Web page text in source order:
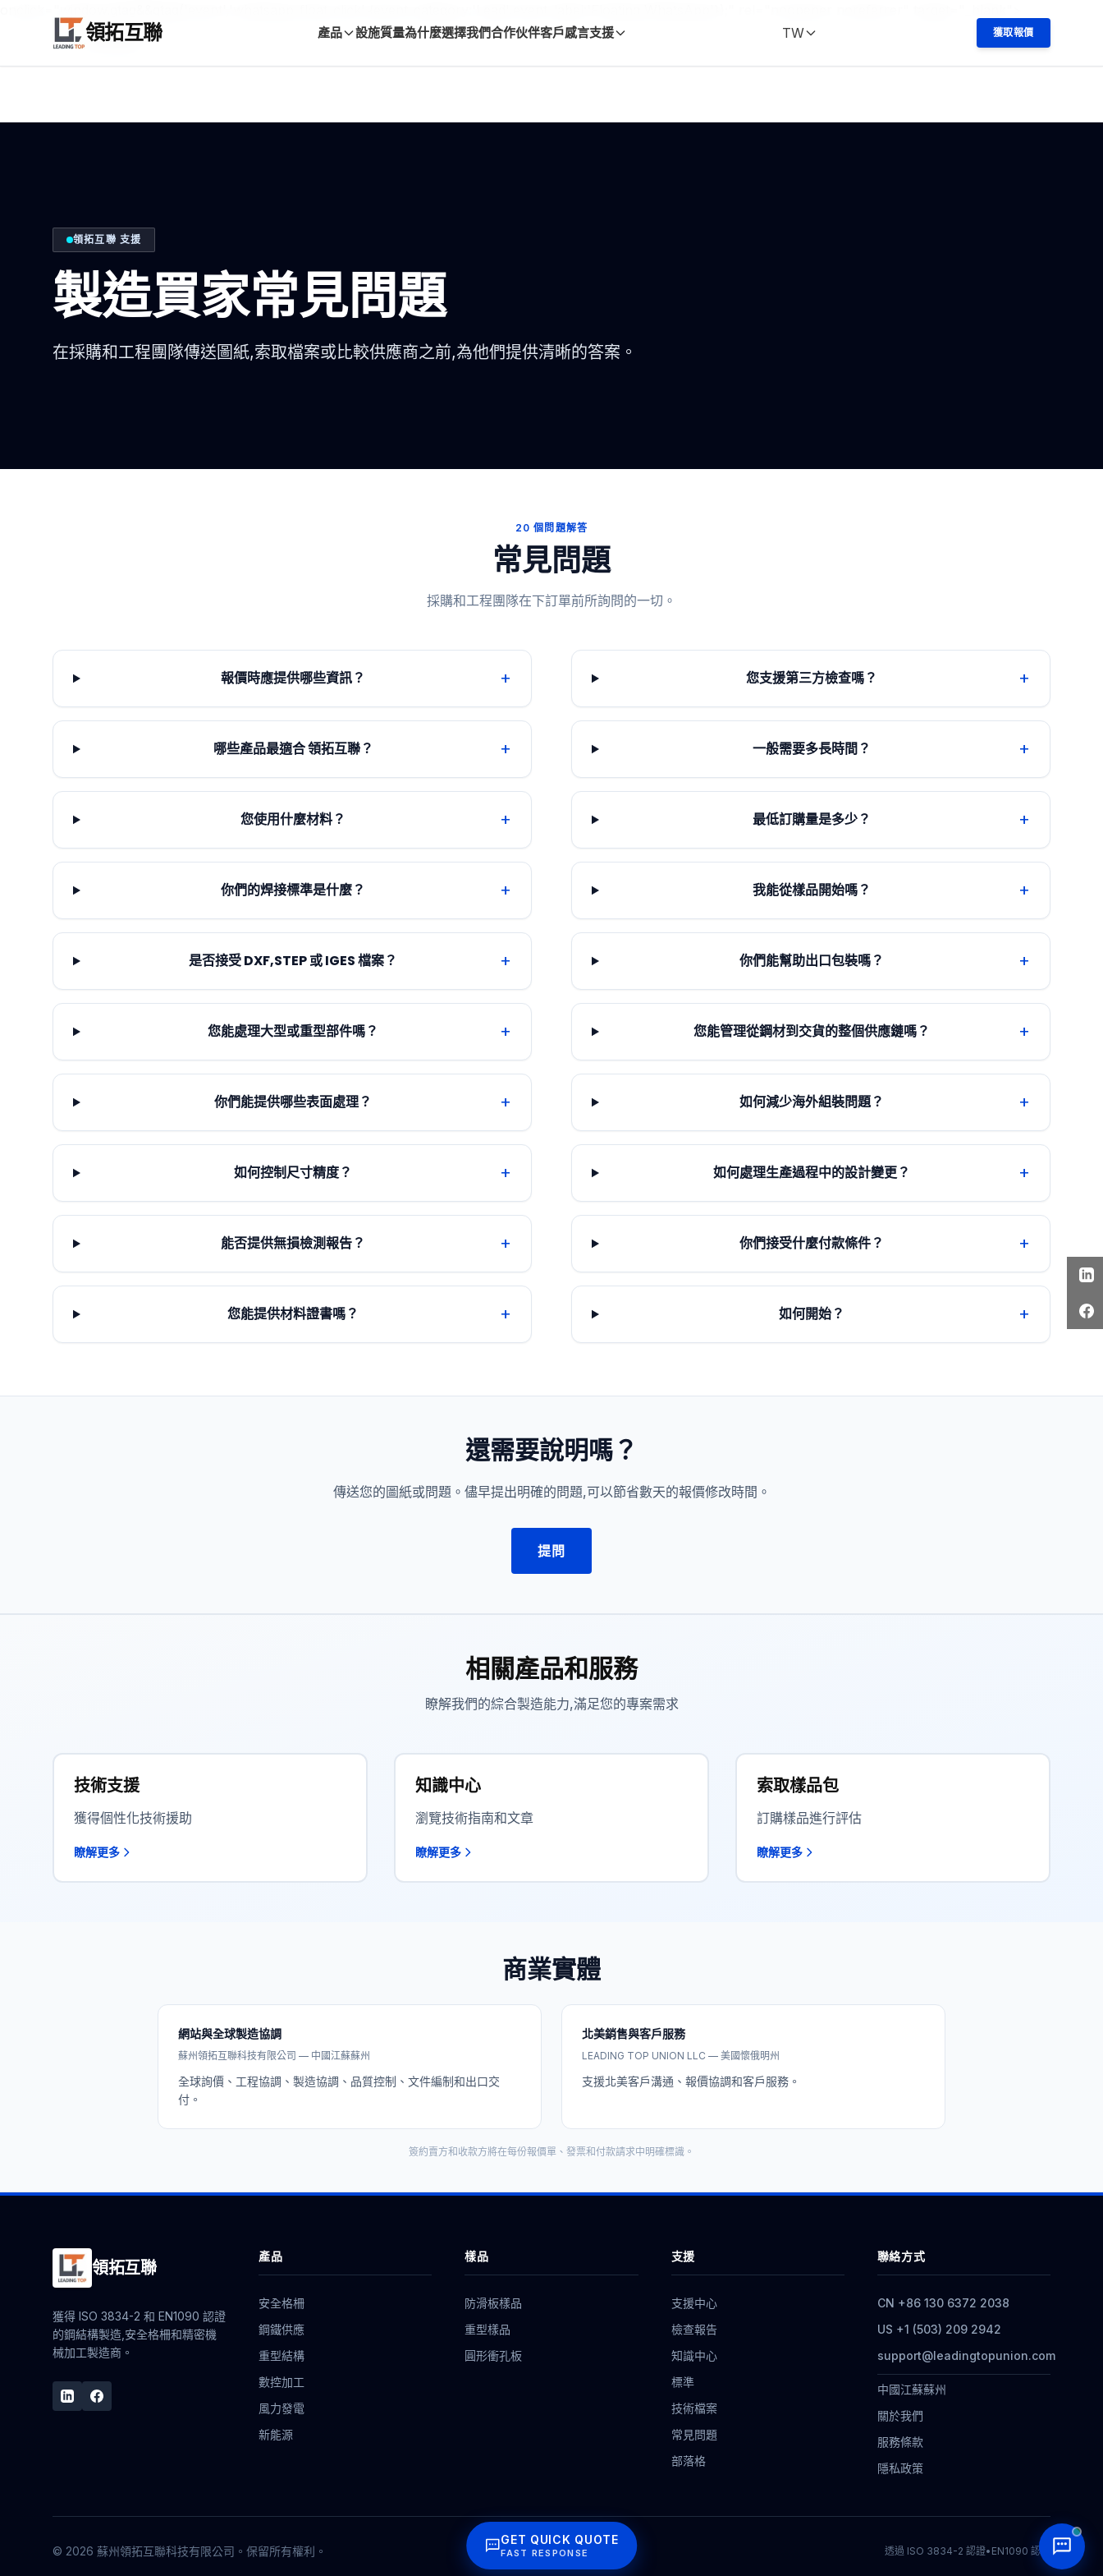
領拓互聯 產品 設施質量為什麼選擇我們合作伙伴客戶感言支援 TW 獲取報價
首頁 常見問題
領拓互聯 支援
製造買家常見問題
在採購和工程團隊傳送圖紙,索取檔案或比較供應商之前,為他們提供清晰的答案。
20 個問題解答
常見問題
採購和工程團隊在下訂單前所詢問的一切。
報價時應提供哪些資訊？ +
哪些產品最適合 領拓互聯？ +
您使用什麼材料？ +
你們的焊接標準是什麼？ +
是否接受 DXF,STEP 或 IGES 檔案？ +
您能處理大型或重型部件嗎？ +
你們能提供哪些表面處理？ +
如何控制尺寸精度？ +
能否提供無損檢測報告？ +
您能提供材料證書嗎？ +
您支援第三方檢查嗎？ +
一般需要多長時間？ +
最低訂購量是多少？ +
我能從樣品開始嗎？ +
你們能幫助出口包裝嗎？ +
您能管理從鋼材到交貨的整個供應鏈嗎？ +
如何減少海外組裝問題？ +
如何處理生產過程中的設計變更？ +
你們接受什麼付款條件？ +
如何開始？ +
還需要說明嗎？
傳送您的圖紙或問題。儘早提出明確的問題,可以節省數天的報價修改時間。
提問
相關產品和服務
瞭解我們的綜合製造能力,滿足您的專案需求
技術支援
獲得個性化技術援助
瞭解更多
知識中心
瀏覽技術指南和文章
瞭解更多
索取樣品包
訂購樣品進行評估
瞭解更多
商業實體
網站與全球製造協調
蘇州領拓互聯科技有限公司 — 中國江蘇蘇州
全球詢價、工程協調、製造協調、品質控制、文件編制和出口交
付。
北美銷售與客戶服務
LEADING TOP UNION LLC — 美國懷俄明州
支援北美客戶溝通、報價協調和客戶服務。
簽約賣方和收款方將在每份報價單、發票和付款請求中明確標識。
領拓互聯
獲得 ISO 3834-2 和 EN1090 認證
的鋼結構製造,安全格柵和精密機
械加工製造商。
產品
安全格柵
鋼鐵供應
重型結構
數控加工
風力發電
新能源
樣品
防滑板樣品
重型樣品
圓形衝孔板
支援
支援中心
檢查報告
知識中心
標準
技術檔案
常見問題
部落格
聯絡方式
CN +86 130 6372 2038
US +1 (503) 209 2942
support@leadingtopunion.com
中國江蘇蘇州
關於我們
服務條款
隱私政策
© 2026 蘇州領拓互聯科技有限公司。保留所有權利。 透過 ISO 3834-2 認證• EN1090 認證
GET QUICK QUOTE
FAST RESPONSE